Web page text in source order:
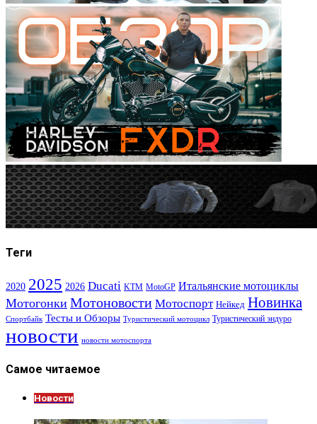
Теги
2020 2025 2026 Ducati KTM MotoGP Итальянские мотоциклы
Мотогонки Мотоновости Мотоспорт Нейкед Новинка
Спортбайк Тесты и Обзоры Туристический мотоцикл Туристический эндуро
новости новости мотоспорта
Самое читаемое
Новости